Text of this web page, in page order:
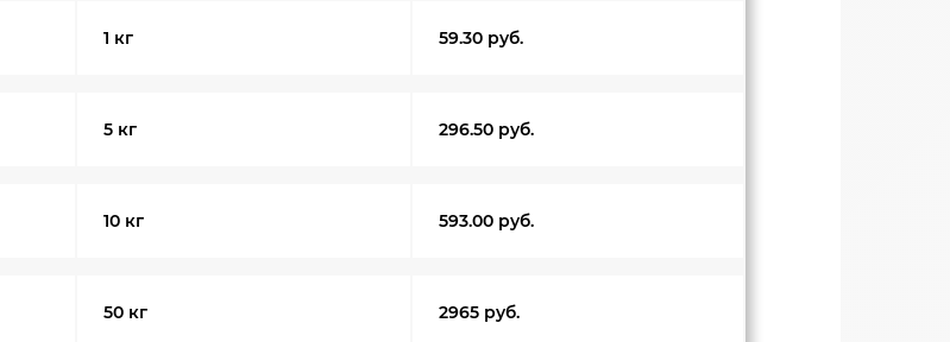
1 кг 59.30 руб.
5 кг 296.50 руб.
10 кг 593.00 руб.
50 кг 2965 руб.